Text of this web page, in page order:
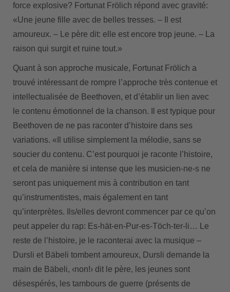
force explosive? Fortunat Frölich répond avec gravité:
«Une jeune fille avec de belles tresses. – Il est
amoureux. – Le père dit: elle est encore trop jeune. – La
raison qui surgit et ruine tout.»
Quant à son approche musicale, Fortunat Frölich a
trouvé intéressant de rompre l’approche très contenue et
intellectualisée de Beethoven, et d’établir un lien avec
le contenu émotionnel de la chanson. Il est typique pour
Beethoven de ne pas raconter d’histoire dans ses
variations. «Il utilise simplement la mélodie, sans se
soucier du contenu. C’est pourquoi je raconte l’histoire,
et cela de manière si intense que les musicien-ne-s ne
seront pas uniquement mis à contribution en tant
qu’instrumentistes, mais également en tant
qu’interprètes. Ils/elles devront commencer par ce qu’on
peut appeler du rap: Es-hät-en-Pur-es-Töch-ter-li… Le
reste de l’histoire, je le raconterai avec la musique –
Dursli et Bäbeli tombent amoureux, Dursli demande la
main de Bäbeli, ‹non!› dit le père, les jeunes sont
désespérés, les tambours de guerre (présents de